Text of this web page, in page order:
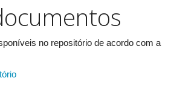
no repositório de acordo com a